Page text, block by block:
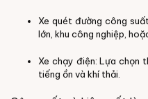
Xe quét đường công
lớn, khu công nghiệp,
Xe chạy điện: Lựa chọn
tiếng ồn và khí thải.